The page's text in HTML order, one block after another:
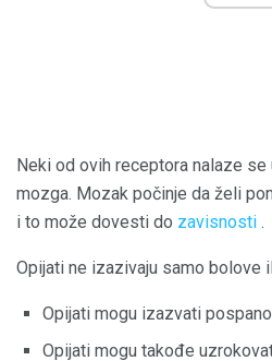
Neki od ovih receptora nalaze se
mozga. Mozak počinje da želi
i to može dovesti do zavisnosti .
Opijati ne izazivaju samo bolove
Opijati mogu izazvati
Opijati mogu takođe